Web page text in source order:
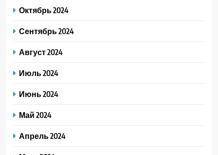
Октябрь 2024
Сентябрь 2024
Август 2024
Июль 2024
Июнь 2024
Май 2024
Апрель 2024